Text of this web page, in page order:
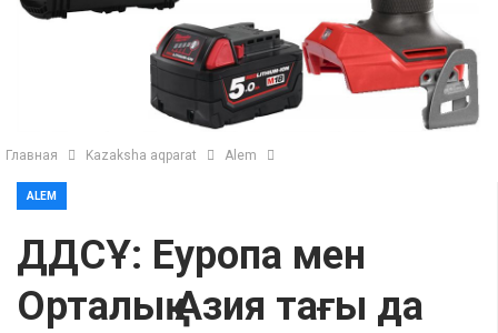
Главная Kazaksha aqparat Alem
ALEM
ДДСҰ: Еуропа мен
Орталық Азия тағы да